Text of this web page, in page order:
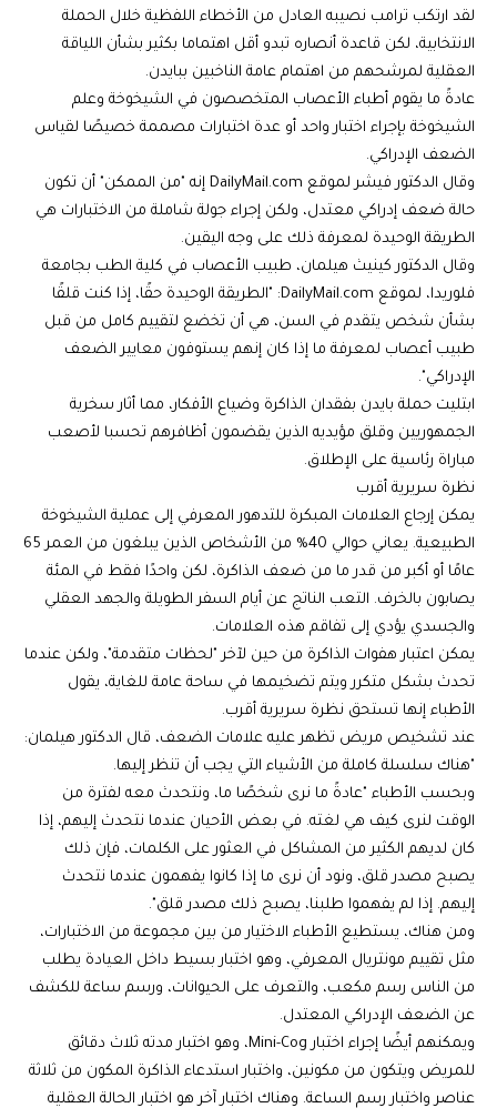
لقد ارتكب ترامب نصيبه العادل من الأخطاء اللفظية خلال الحملة
الانتخابية، لكن قاعدة أنصاره تبدو أقل اهتماما بكثير بشأن اللياقة
العقلية لمرشحهم من اهتمام عامة الناخبين ببايدن.
عادةً ما يقوم أطباء الأعصاب المتخصصون في الشيخوخة وعلم
الشيخوخة بإجراء اختبار واحد أو عدة اختبارات مصممة خصيصًا لقياس
الضعف الإدراكي.
وقال الدكتور فيشر لموقع DailyMail.com إنه "من الممكن" أن تكون
حالة ضعف إدراكي معتدل، ولكن إجراء جولة شاملة من الاختبارات هي
الطريقة الوحيدة لمعرفة ذلك على وجه اليقين.
وقال الدكتور كينيث هيلمان، طبيب الأعصاب في كلية الطب بجامعة
فلوريدا، لموقع DailyMail.com: "الطريقة الوحيدة حقًا، إذا كنت قلقًا
بشأن شخص يتقدم في السن، هي أن تخضع لتقييم كامل من قبل
طبيب أعصاب لمعرفة ما إذا كان إنهم يستوفون معايير الضعف
الإدراكي".
ابتليت حملة بايدن بفقدان الذاكرة وضياع الأفكار، مما أثار سخرية
الجمهوريين وقلق مؤيديه الذين يقضمون أظافرهم تحسبا لأصعب
مباراة رئاسية على الإطلاق.
نظرة سريرية أقرب
يمكن إرجاع العلامات المبكرة للتدهور المعرفي إلى عملية الشيخوخة
الطبيعية. يعاني حوالي 40% من الأشخاص الذين يبلغون من العمر 65
عامًا أو أكبر من قدر ما من ضعف الذاكرة، لكن واحدًا فقط في المئة
يصابون بالخرف. التعب الناتج عن أيام السفر الطويلة والجهد العقلي
والجسدي يؤدي إلى تفاقم هذه العلامات.
يمكن اعتبار هفوات الذاكرة من حين لآخر "لحظات متقدمة"، ولكن عندما
تحدث بشكل متكرر ويتم تضخيمها في ساحة عامة للغاية، يقول
الأطباء إنها تستحق نظرة سريرية أقرب.
عند تشخيص مريض تظهر عليه علامات الضعف، قال الدكتور هيلمان:
"هناك سلسلة كاملة من الأشياء التي يجب أن تنظر إليها.
وبحسب الأطباء "عادةً ما نرى شخصًا ما، ونتحدث معه لفترة من
الوقت لنرى كيف هي لغته. في بعض الأحيان عندما نتحدث إليهم، إذا
كان لديهم الكثير من المشاكل في العثور على الكلمات، فإن ذلك
يصبح مصدر قلق، ونود أن نرى ما إذا كانوا يفهمون عندما نتحدث
إليهم. إذا لم يفهموا طلبنا، يصبح ذلك مصدر قلق".
ومن هناك، يستطيع الأطباء الاختيار من بين مجموعة من الاختبارات،
مثل تقييم مونتريال المعرفي، وهو اختبار بسيط داخل العيادة يطلب
من الناس رسم مكعب، والتعرف على الحيوانات، ورسم ساعة للكشف
عن الضعف الإدراكي المعتدل.
ويمكنهم أيضًا إجراء اختبار Mini-Cog، وهو اختبار مدته ثلاث دقائق
للمريض ويتكون من مكونين، واختبار استدعاء الذاكرة المكون من ثلاثة
عناصر واختبار رسم الساعة. وهناك اختبار آخر هو اختبار الحالة العقلية